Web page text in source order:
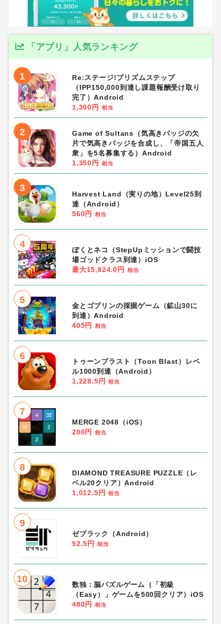
「アプリ」人気ランキング
1
Re:ステージ!プリズムステップ
（IPP150,000到達し課題報酬受け取り
完了）Android
1,300円
相当
2
Game of Sultans（気高きバッジの欠
片で気高きバッジを合成し、「帝国五人
衆」を5名募集する）Android
1,350円
相当
3
Harvest Land（実りの地）Level25到
達（Android）
560円
相当
4
ぼくとネコ（StepUpミッションで闘技
場ゴッドクラス到達）iOS
最大15,824.0円
相当
5
金とゴブリンの採掘ゲーム（鉱山30に
到達）Android
405円
相当
6
トゥーンブラスト（Toon Blast）レベ
ル1000到達（Android）
1,228.5円
相当
7
MERGE 2048（iOS）
200円
相当
8
DIAMOND TREASURE PUZZLE（レ
ベル20クリア）Android
1,012.5円
相当
9
ゼブラック（Android）
52.5円
相当
10
数独：脳パズルゲーム（「初級
（Easy）」ゲームを500回クリア）iOS
480円
相当